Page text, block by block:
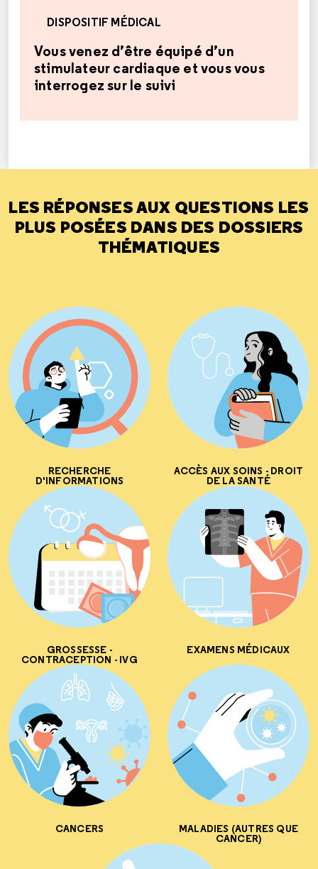
DISPOSITIF MÉDICAL
Vous venez d’être équipé d’un
stimulateur cardiaque et vous vous
interrogez sur le suivi
LES RÉPONSES AUX QUESTIONS LES
PLUS POSÉES DANS DES DOSSIERS
THÉMATIQUES
RECHERCHE
D'INFORMATIONS
ACCÈS AUX SOINS - DROIT
DE LA SANTÉ
GROSSESSE -
CONTRACEPTION - IVG
EXAMENS MÉDICAUX
CANCERS MALADIES (AUTRES QUE
CANCER)